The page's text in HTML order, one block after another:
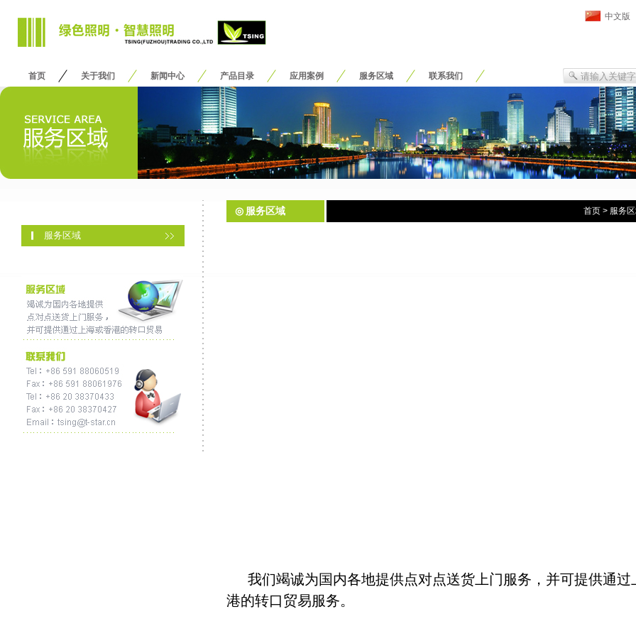
中文版
首页 关于我们 新闻中心 产品目录 应用案例 服务区域 联系我们
服务区域
◎ 服务区域 首页 > 服务
我们竭诚为国内各地提供点对点送货上门服务，并可提供通过
港的转口贸易服务。